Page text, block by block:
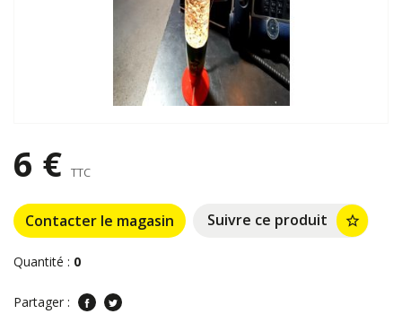
6 € TTC
Contacter le magasin Suivre ce produit star_border
Quantité : 0
Partager :